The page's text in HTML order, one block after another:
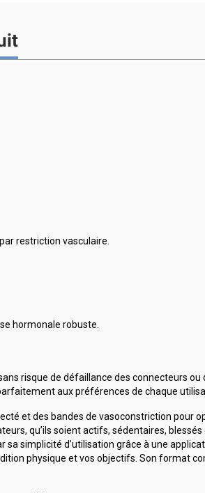
restriction vasculaire.
hormonale robuste.
risque de défaillance des connecteurs ou
aux préférences de chaque
et des bandes de vasoconstriction pour
qu’ils soient actifs, sédentaires, blessés
simplicité d’utilisation grâce à une
physique et vos objectifs. Son format